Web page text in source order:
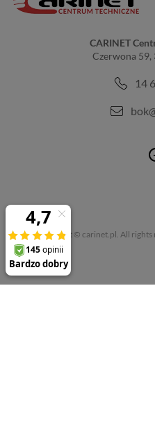
CARINET
Czerwona 59,
14
Copyright © carinet.pl. All rights